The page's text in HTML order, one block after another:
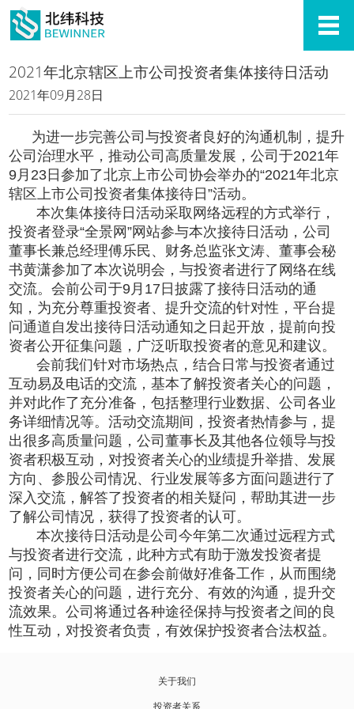
2021年北京辖区上市公司投资者集体接待日活动
2021年09月28日
为进一步完善公司与投资者良好的沟通机制，提升
公司治理水平，推动公司高质量发展，公司于2021年
9月23日参加了北京上市公司协会举办的“2021年北京
辖区上市公司投资者集体接待日”活动。
本次集体接待日活动采取网络远程的方式举行，
投资者登录“全景网”网站参与本次接待日活动，公司
董事长兼总经理傅乐民、财务总监张文涛、董事会秘
书黄潇参加了本次说明会，与投资者进行了网络在线
交流。会前公司于9月17日披露了接待日活动的通
知，为充分尊重投资者、提升交流的针对性，平台提
问通道自发出接待日活动通知之日起开放，提前向投
资者公开征集问题，广泛听取投资者的意见和建议。
会前我们针对市场热点，结合日常与投资者通过
互动易及电话的交流，基本了解投资者关心的问题，
并对此作了充分准备，包括整理行业数据、公司各业
务详细情况等。活动交流期间，投资者热情参与，提
出很多高质量问题，公司董事长及其他各位领导与投
资者积极互动，对投资者关心的业绩提升举措、发展
方向、参股公司情况、行业发展等多方面问题进行了
深入交流，解答了投资者的相关疑问，帮助其进一步
了解公司情况，获得了投资者的认可。
本次接待日活动是公司今年第二次通过远程方式
与投资者进行交流，此种方式有助于激发投资者提
问，同时方便公司在参会前做好准备工作，从而围绕
投资者关心的问题，进行充分、有效的沟通，提升交
流效果。公司将通过各种途径保持与投资者之间的良
性互动，对投资者负责，有效保护投资者合法权益。
关于我们
投资者关系